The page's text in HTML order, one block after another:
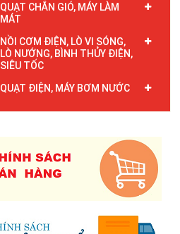
QUẠT CHẮN GIÓ, MÁY LÀM
MÁT
NỒI CƠM ĐIỆN, LÒ VI SÓNG,
LÒ NƯỚNG, BÌNH THỦY ĐIỆN,
SIÊU TỐC
QUẠT ĐIỆN, MÁY BƠM NƯỚC